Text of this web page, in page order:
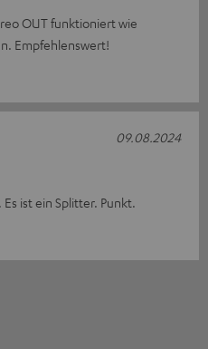
OUT funktioniert wie
Empfehlenswert!
ist ein Splitter. Punkt.
09.08.2024